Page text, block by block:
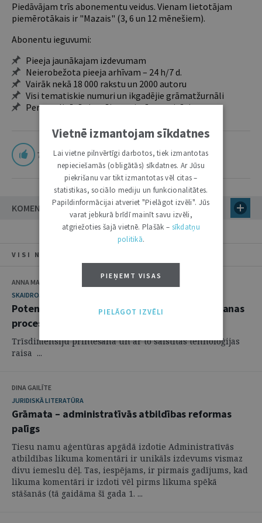
Piedāvājam trīs abonementu veidus. Vienam lietotājam
piemērotākais ir "Mazais" (3, 6 un 12 mēnešiem).
Abonentu ieguvumi:
Pieeja jaunākajam izdevumam
Neierobežota pieeja arhīvam – 24 h/7 d.
Vairāk nekā 18 000 rakstu un 2000 autoru
Visi tematiskie numuri un ikgadējie grāmatžurnāli
Personalizētās iespējas – piezīmes, citāti, mapes
7
KOMENTĀRI
VISI NUMURA RAKSTI
ANNA MARTA NORDMANE
SKAIDROJUMI. VIEDOKĻI
Potenciāli autortiesību pārkāpumi 3D printēšanas
procesā
Trīsdimensiju printēšana un ar to saistītās tehnoloģijas
raisa ...
DINA GAILĪTE
JURIDISKĀ LITERATŪRA
Grāmata – administratīvās atbildības reformas
palīgs
Tiesu namu aģentūras apgādā izdotie Administratīvās
atbildības likuma komentāri ir unikāls izdevums vismaz
divu iemeslu dēļ. Tas, iespējams, ir pirmais gadījums, kad
likuma komentāri ir izdoti vēl pirms likuma spēkā
stāšanās (tā gaidāma šī gada 1. ...
Vietnē izmantojam sīkdatnes
Lai vietne pilnvērtīgi darbotos, tiek izmantotas
nepieciešamās (obligātās) sīkdatnes. Ar Jūsu
piekrišanu var tikt izmantotas vēl citas –
statistikas, sociālo mediju un funkcionalitātes.
Papildinformācijai atveriet "Pielāgot izvēli". Jūs
varat jebkurā brīdī mainīt savu izvēli,
atgriežoties šajā vietnē. Plašāk – sīkdatņu
politikā.
PIEŅEMT VISAS
PIELĀGOT IZVĒLI